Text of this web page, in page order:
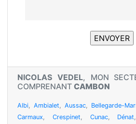
NICOLAS VEDEL, MON
COMPRENANT CAMBON
Albi, Ambialet, Aussac, Bellegarde-
Carmaux, Crespinet, Cunac, Dénat